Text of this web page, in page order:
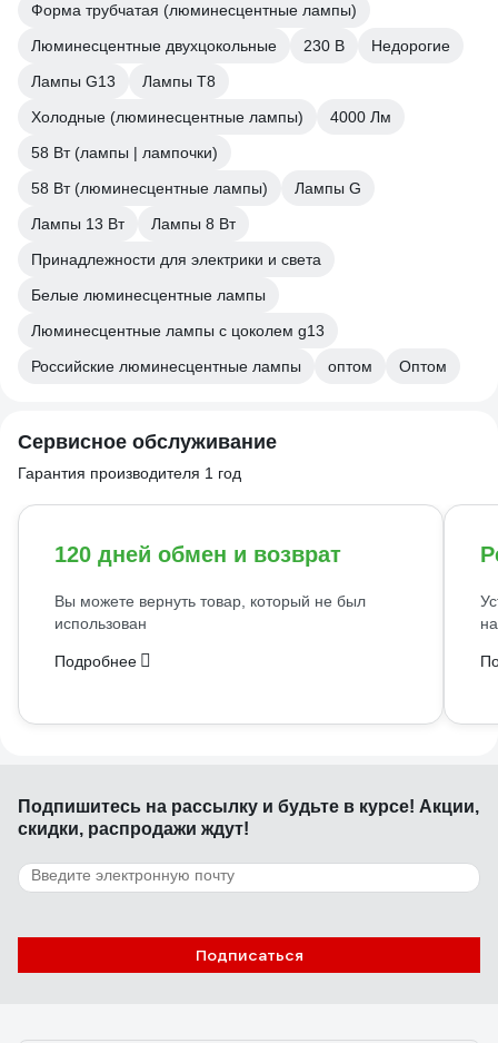
Форма трубчатая (люминесцентные лампы)
Люминесцентные двухцокольные
230 В
Недорогие
Лампы G13
Лампы T8
Холодные (люминесцентные лампы)
4000 Лм
58 Вт (лампы | лампочки)
58 Вт (люминесцентные лампы)
Лампы G
Лампы 13 Вт
Лампы 8 Вт
Принадлежности для электрики и света
Белые люминесцентные лампы
Люминесцентные лампы с цоколем g13
Российские люминесцентные лампы
оптом Оптом
Сервисное обслуживание
Гарантия производителя 1 год
120 дней обмен и возврат
Вы можете вернуть товар, который не был
использован
Подробнее
Подпишитесь на рассылку и будьте в курсе! Акции,
скидки, распродажи ждут!
Подписаться